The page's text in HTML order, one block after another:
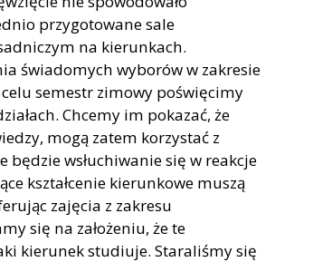
przygotowane sale
na kierunkach.
świadomych wyborów w zakresie
semestr zimowy poświęcimy
Chcemy im pokazać, że
mogą zatem korzystać z
będzie wsłuchiwanie się w reakcje
kształcenie kierunkowe muszą
zajęcia z zakresu
się na założeniu, że te
kierunek studiuje. Staraliśmy się